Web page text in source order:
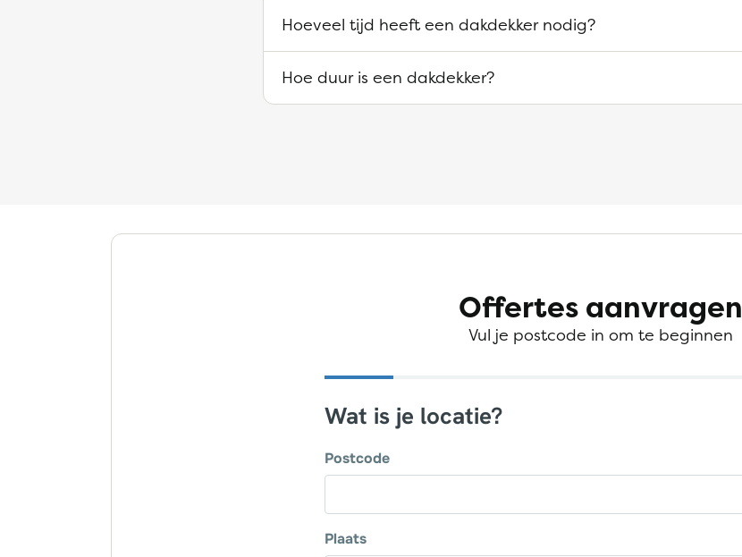
Hoeveel tijd heeft een dakdekker nodig?
Hoe duur is een dakdekker?
Offertes aanvragen
Vul je postcode in om te beginnen